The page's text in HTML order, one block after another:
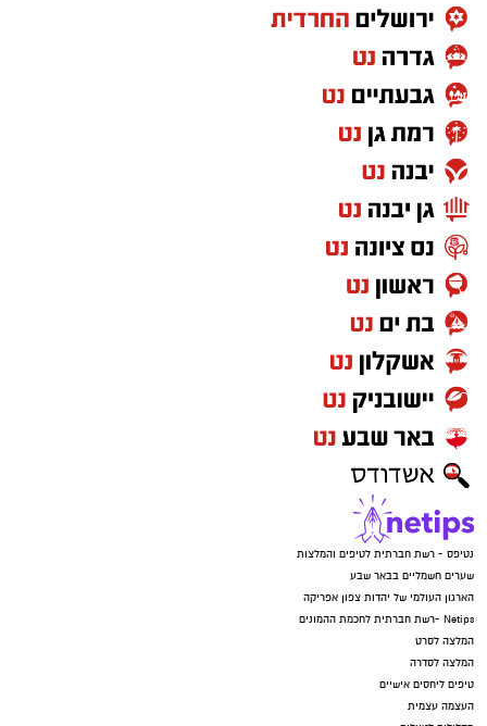
נטיפס - רשת חברתית לטיפים והמלצות
שערים חשמליים בבאר שבע
הארגון העולמי של יהדות צפון אפריקה
Netips -רשת חברתית לחכמת ההמונים
המלצה לסרט
המלצה לסדרה
טיפים ליחסים אישיים
העצמה עצמית